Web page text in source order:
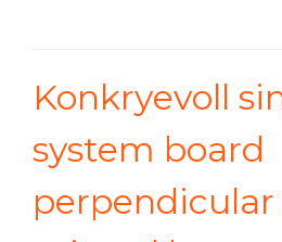
Konkryevoll
system board